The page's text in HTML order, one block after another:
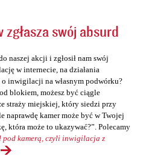
swój absurd
naszej akcji i zgłosił nam swój
w internecie, na działania
inwigilacji na własnym podwórku?
blokiem, możesz być ciągle
straży miejskiej, który siedzi przy
naprawdę kamer może być w Twojej
która może to ukazywać?”. Polecamy
pod kamerą, czyli inwigilacja z